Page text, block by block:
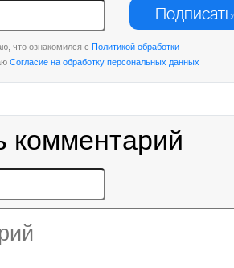
что ознакомился с Политикой обработки
Согласие на обработку персональных данных
комментарий